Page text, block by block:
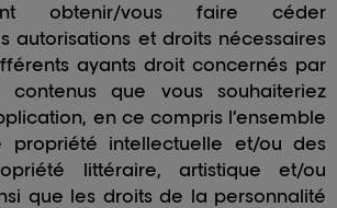
obtenir/vous faire céder
autorisations et droits nécessaires
ayants droit concernés par
contenus que vous souhaiteriez
en ce compris l’ensemble
propriété intellectuelle et/ou des
littéraire, artistique et/ou
que les droits de la personnalité